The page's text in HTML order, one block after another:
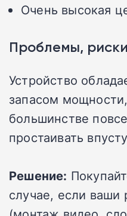
Очень высокая
Проблемы,
Устройство
запасом
большинстве
простаивать
Решение:
случае, если ваши